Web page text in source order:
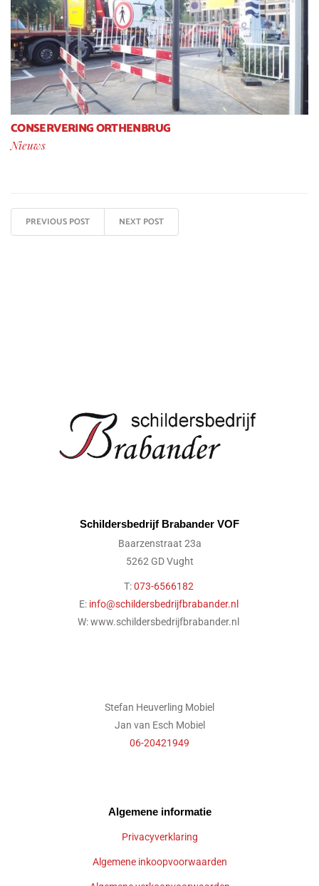
CONSERVERING ORTHENBRUG
Nieuws
PREVIOUS POST NEXT POST
Schildersbedrijf Brabander VOF
Baarzenstraat 23a
5262 GD Vught
T:073-6566182
E: info@schildersbedrijfbrabander.nl
W: www.schildersbedrijfbrabander.nl
Stefan Heuverling Mobiel
Jan van Esch Mobiel
06-20421949
Algemene informatie
Privacyverklaring
Algemene inkoopvoorwaarden